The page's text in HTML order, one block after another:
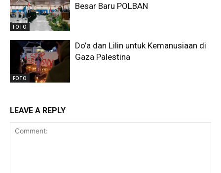
FOTO
Besar Baru POLBAN
FOTO
Do’a dan Lilin untuk Kemanusiaan di
Gaza Palestina
LEAVE A REPLY